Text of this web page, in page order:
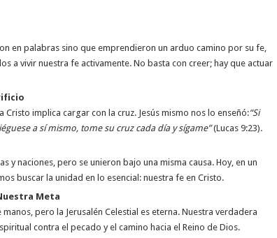
en palabras sino que emprendieron un arduo camino por su fe,
a vivir nuestra fe activamente. No basta con creer; hay que actuar
Cristo implica cargar con la cruz. Jesús mismo nos lo enseñó:“Si
a sí mismo, tome su cruz cada día y sígame”(Lucas 9:23).
y naciones, pero se unieron bajo una misma causa. Hoy, en un
buscar la unidad en lo esencial: nuestra fe en Cristo.
Meta
pero la Jerusalén Celestial es eterna. Nuestra verdadera
contra el pecado y el camino hacia el Reino de Dios.